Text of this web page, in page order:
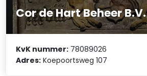
Cor de Hart Beheer B.V.
KvK nummer: 78089026
Adres: Koepoortsweg 107